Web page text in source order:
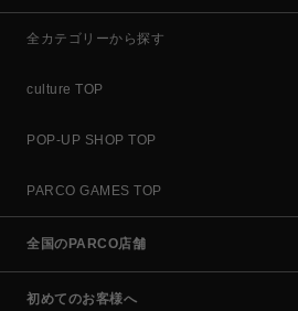
全カテゴリーから探す
culture TOP
POP-UP SHOP TOP
PARCO GAMES TOP
全国のPARCO店舗
初めてのお客様へ